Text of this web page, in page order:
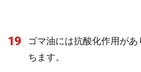
19
ゴマ油には抗酸化作用が
ちます。